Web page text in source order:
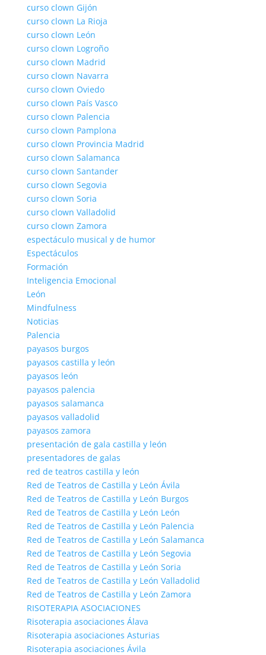
curso clown Gijón
curso clown La Rioja
curso clown León
curso clown Logroño
curso clown Madrid
curso clown Navarra
curso clown Oviedo
curso clown País Vasco
curso clown Palencia
curso clown Pamplona
curso clown Provincia Madrid
curso clown Salamanca
curso clown Santander
curso clown Segovia
curso clown Soria
curso clown Valladolid
curso clown Zamora
espectáculo musical y de humor
Espectáculos
Formación
Inteligencia Emocional
León
Mindfulness
Noticias
Palencia
payasos burgos
payasos castilla y león
payasos león
payasos palencia
payasos salamanca
payasos valladolid
payasos zamora
presentación de gala castilla y león
presentadores de galas
red de teatros castilla y león
Red de Teatros de Castilla y León Ávila
Red de Teatros de Castilla y León Burgos
Red de Teatros de Castilla y León León
Red de Teatros de Castilla y León Palencia
Red de Teatros de Castilla y León Salamanca
Red de Teatros de Castilla y León Segovia
Red de Teatros de Castilla y León Soria
Red de Teatros de Castilla y León Valladolid
Red de Teatros de Castilla y León Zamora
RISOTERAPIA ASOCIACIONES
Risoterapia asociaciones Álava
Risoterapia asociaciones Asturias
Risoterapia asociaciones Ávila